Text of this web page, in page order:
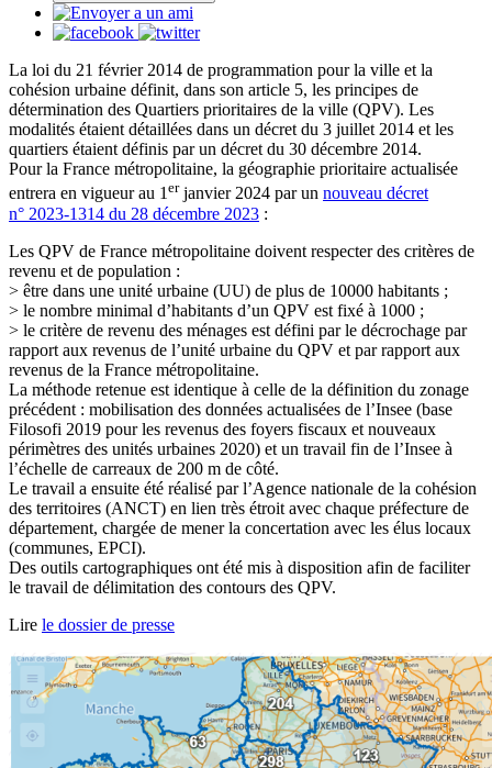
La loi du 21 février 2014 de programmation pour la ville et la
cohésion urbaine définit, dans son article 5, les principes de
détermination des Quartiers prioritaires de la ville (QPV). Les
modalités étaient détaillées dans un décret du 3 juillet 2014 et les
quartiers étaient définis par un décret du 30 décembre 2014.
Pour la France métropolitaine, la géographie prioritaire actualisée
entrera en vigueur au 1erjanvier 2024 par un nouveau décret
n° 2023-1314 du 28 décembre 2023 :
Les QPV de France métropolitaine doivent respecter des critères de
revenu et de population :
> être dans une unité urbaine (UU) de plus de 10000 habitants ;
> le nombre minimal d’habitants d’un QPV est fixé à 1000 ;
> le critère de revenu des ménages est défini par le décrochage par
rapport aux revenus de l’unité urbaine du QPV et par rapport aux
revenus de la France métropolitaine.
La méthode retenue est identique à celle de la définition du zonage
précédent : mobilisation des données actualisées de l’Insee (base
Filosofi 2019 pour les revenus des foyers fiscaux et nouveaux
périmètres des unités urbaines 2020) et un travail fin de l’Insee à
l’échelle de carreaux de 200 m de côté.
Le travail a ensuite été réalisé par l’Agence nationale de la cohésion
des territoires (ANCT) en lien très étroit avec chaque préfecture de
département, chargée de mener la concertation avec les élus locaux
(communes, EPCI).
Des outils cartographiques ont été mis à disposition afin de faciliter
le travail de délimitation des contours des QPV.
Lire le dossier de presse